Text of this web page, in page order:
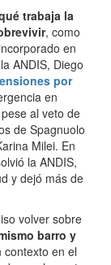
trabaja la
, como
en
ANDIS, Diego
por
en
al veto de
de Spagnuolo
Milei. En
la ANDIS,
y dejó más de
volver sobre
barro y
contexto en el